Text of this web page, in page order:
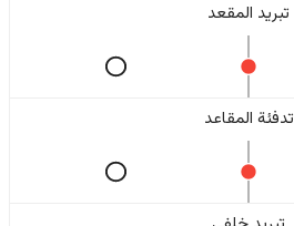
تبريد المقعد
تدفئة المقاعد